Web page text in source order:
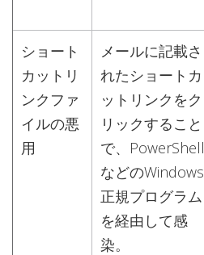
ショート
カットリ
ンクファ
イルの悪
用
メールに記載さ
れたショートカ
ットリンクをク
リックすること
で、PowerShell
などのWindows
正規プログラム
を経由して感
染。